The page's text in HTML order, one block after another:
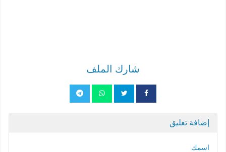
شارك الملف
إضافة تعليق
اسمك